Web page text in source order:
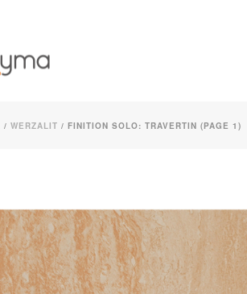
/ WERZALIT / FINITION SOLO: TRAVERTIN (PAGE 1)